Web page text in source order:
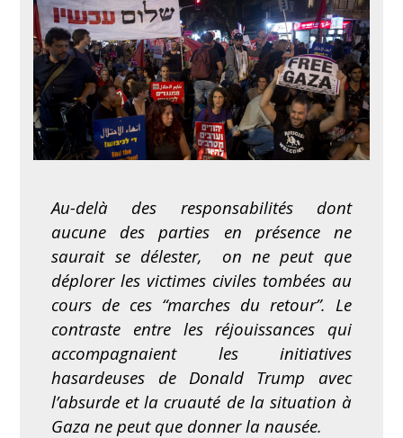
Au-delà des responsabilités dont
aucune des parties en présence ne
saurait se délester, on ne peut que
déplorer les victimes civiles tombées au
cours de ces “marches du retour”. Le
contraste entre les réjouissances qui
accompagnaient les initiatives
hasardeuses de Donald Trump avec
l’absurde et la cruauté de la situation à
Gaza ne peut que donner la nausée.